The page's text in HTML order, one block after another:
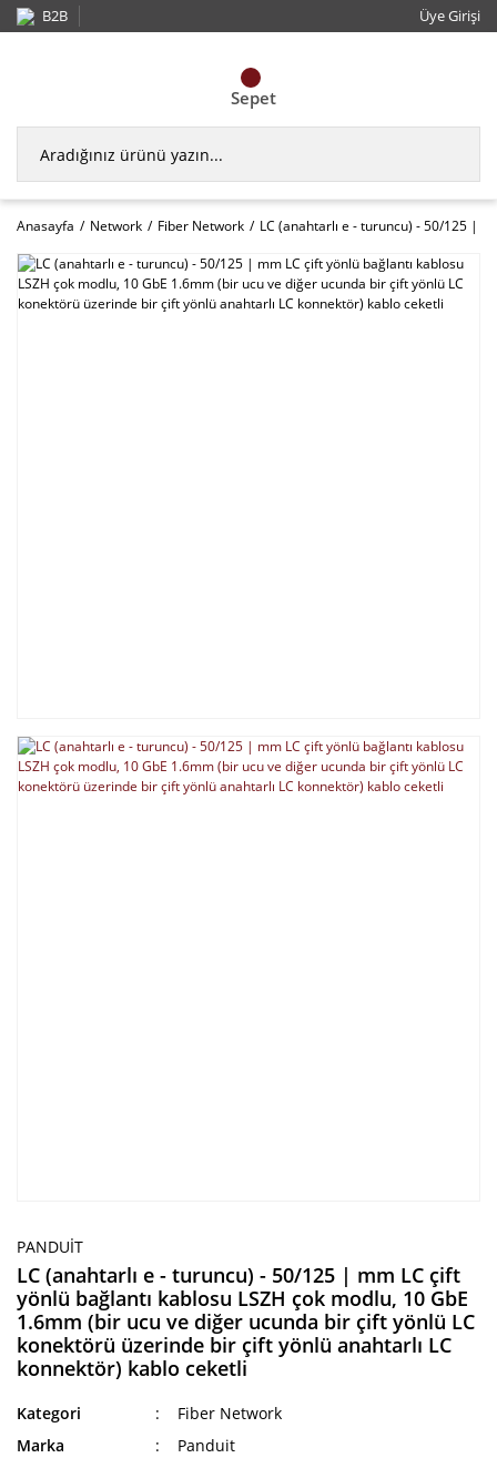
B2B Üye Girişi
Sepet
Anasayfa Network Fiber Network LC (anahtarlı e - turuncu) - 50/125 |
PANDUIT
LC (anahtarlı e - turuncu) - 50/125 | mm LC çift
yönlü bağlantı kablosu LSZH çok modlu, 10 GbE
1.6mm (bir ucu ve diğer ucunda bir çift yönlü LC
konektörü üzerinde bir çift yönlü anahtarlı LC
konnektör) kablo ceketli
Kategori
Fiber Network
Marka
Panduit